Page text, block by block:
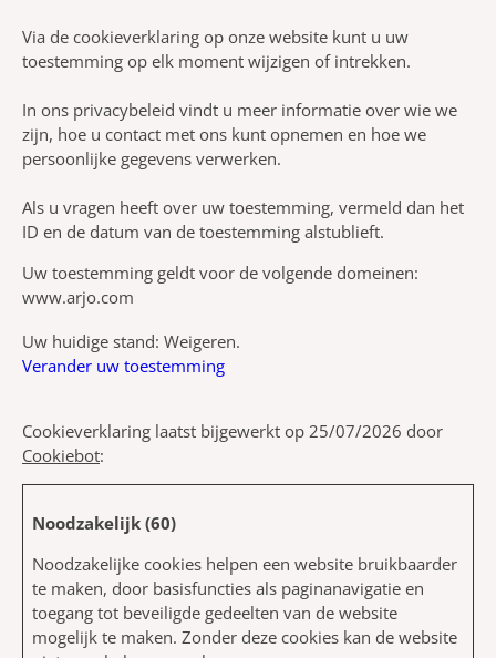
Via de cookieverklaring op onze website kunt u uw
toestemming op elk moment wijzigen of intrekken.
In ons privacybeleid vindt u meer informatie over wie we
zijn, hoe u contact met ons kunt opnemen en hoe we
persoonlijke gegevens verwerken.
Als u vragen heeft over uw toestemming, vermeld dan het
ID en de datum van de toestemming alstublieft.
Uw toestemming geldt voor de volgende domeinen:
www.arjo.com
Uw huidige stand: Weigeren.
Verander uw toestemming
Cookieverklaring laatst bijgewerkt op 25/07/2026 door
Cookiebot:
Noodzakelijk (60)
Noodzakelijke cookies helpen een website bruikbaarder
te maken, door basisfuncties als paginanavigatie en
toegang tot beveiligde gedeelten van de website
mogelijk te maken. Zonder deze cookies kan de website